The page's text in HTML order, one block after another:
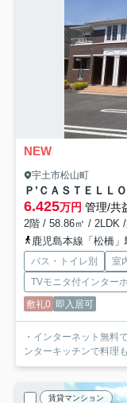
NEW
宇土市松山町
Ｐ’ＣＡＳＴＥＬＬＯ
6.425万円 管理/共
2階 / 58.86㎡ / 2LDK
鹿児島本線「松橋
バス・トイレ別 室
TVモニタ付インター
敷礼0 即入居可
・インターネット無料
ンターキッチンで料理
賃貸マンション